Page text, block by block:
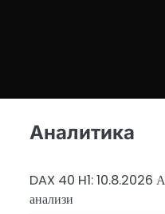
Аналитика
DAX 40 H1: 10.8.2026
анализи